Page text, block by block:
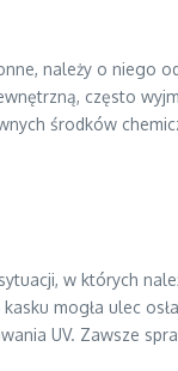
należy o niego
często
środków
w których
mogła ulec
UV. Zawsze